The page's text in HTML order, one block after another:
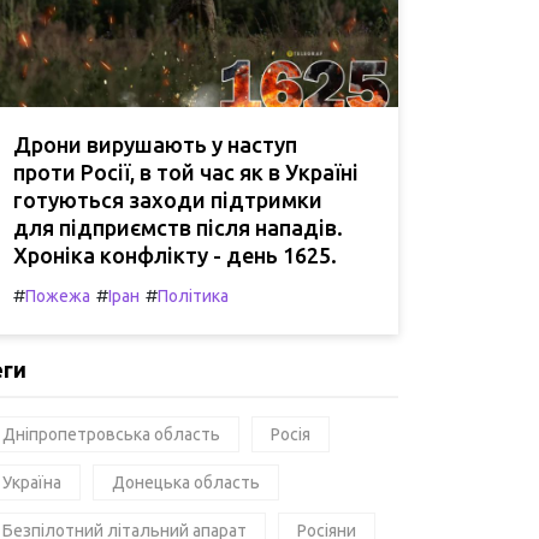
Дрони вирушають у наступ
проти Росії, в той час як в Україні
готуються заходи підтримки
для підприємств після нападів.
Хроніка конфлікту - день 1625.
#Пожежа #Іран #Політика
Дніпропетровська область Росія
Україна Донецька область
Безпілотний літальний апарат Росіяни